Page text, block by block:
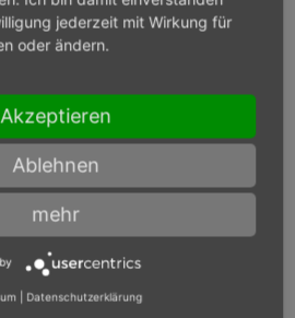
min-1
jederzeit mit Wirkung für
oder ändern.
Akzeptieren
Ablehnen
mehr
Datenschutzerklärung